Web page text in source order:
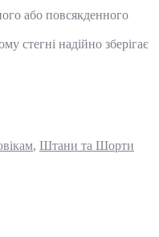
або повсякденного
стегні надійно зберігає
, Штани та Шорти